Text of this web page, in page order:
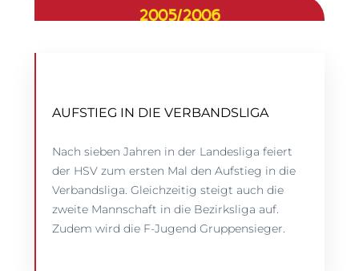
2005/2006
AUFSTIEG IN DIE VERBANDSLIGA
Nach sieben Jahren in der Landesliga feiert
der HSV zum ersten Mal den Aufstieg in die
Verbandsliga. Gleichzeitig steigt auch die
zweite Mannschaft in die Bezirksliga auf.
Zudem wird die F-Jugend Gruppensieger.